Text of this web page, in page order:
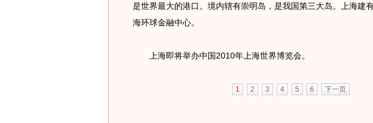
是世界最大的港口。境内辖有崇明岛，是我国第三大岛。上海
海环球金融中心。
上海即将举办中国2010年上海世界博览会。
1 2 3 4 5 6 下一页